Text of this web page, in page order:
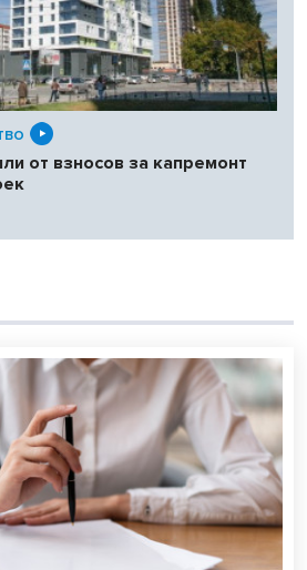
от взносов за капремонт